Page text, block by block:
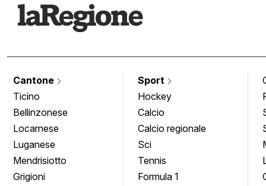
Cantone
Ticino
Bellinzonese
Locarnese
Luganese
Mendrisiotto
Grigioni
Sport
Hockey
Calcio
Calcio regionale
Sci
Tennis
Formula 1